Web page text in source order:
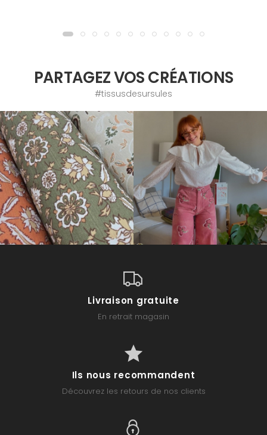
PARTAGEZ VOS CRÉATIONS
#tissusdesursules
Livraison gratuite
En retrait magasin
Ils nous recommandent
Découvrez les retours de nos clients